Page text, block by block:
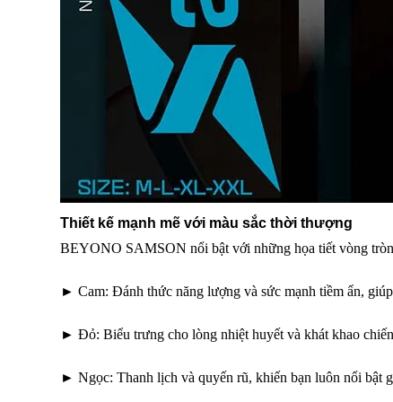
Thiết kế mạnh mẽ với màu sắc thời thượng
BEYONO SAMSON nổi bật với những họa tiết vòng tròn
► Cam: Đánh thức năng lượng và sức mạnh tiềm ẩn,
► Đỏ: Biểu trưng cho lòng nhiệt huyết và khát khao
► Ngọc: Thanh lịch và quyến rũ, khiến bạn luôn nổi bật